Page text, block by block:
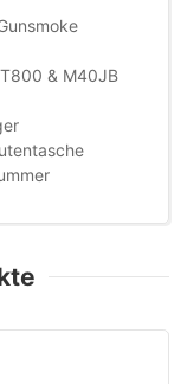
& M40JB